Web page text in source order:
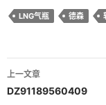
LNG气瓶 德森
文
章
上一文章
DZ91189560409